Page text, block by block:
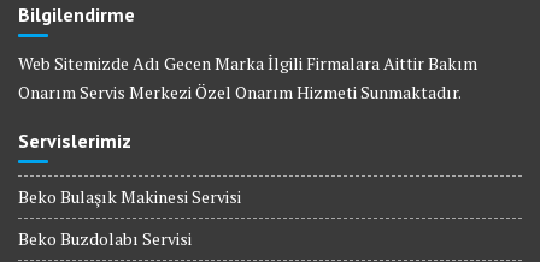
Bilgilendirme
Web Sitemizde Adı Gecen Marka İlgili Firmalara Aittir Bakım
Onarım Servis Merkezi Özel Onarım Hizmeti Sunmaktadır.
Servislerimiz
Beko Bulaşık Makinesi Servisi
Beko Buzdolabı Servisi